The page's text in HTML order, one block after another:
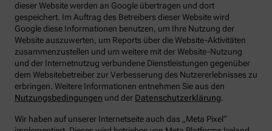
dieser Website werden an Google übertragen und dort
gespeichert. Im Auftrag des Betreibers dieser Website wird
Google diese Informationen benutzen, um Ihre Nutzung der
Website auszuwerten, um Reports über die Website-Aktivitäten
zusammenzustellen und um weitere mit der Website-Nutzung
und der Internetnutzug verbundene Dienstleistungen gegenüber
dem Websitebetreiber zur Verbesserung des Nutzererlebnisses zu
erbringen. Weitere Informationen entnehmen Sie aus den
Nutzungsbedingungen und der Datenschutzerklärung.
Wir haben auf unserer Internetseite auch das „Meta Pixel“